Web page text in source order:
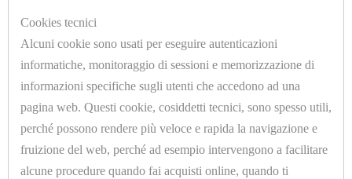
IMBOTTITURE
METRAGGIO
IMBOTTITURE
PRONTE
CONFEZIONATE
U90FFMAXI
CONTENITORE CARTUCCE ESAUSTE MAXI
Cookies tecnici
Alcuni cookie sono usati per eseguire autenticazioni
informatiche, monitoraggio di sessioni e memorizzazione di
informazioni specifiche sugli utenti che accedono ad una
pagina web. Questi cookie, cosiddetti tecnici, sono spesso utili,
perché possono rendere più veloce e rapida la navigazione e
fruizione del web, perché ad esempio intervengono a facilitare
alcune procedure quando fai acquisti online, quando ti